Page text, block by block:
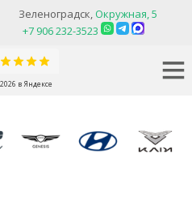
Зеленоградск,Окружная, 5
+7 906 232-3523
в Яндексе